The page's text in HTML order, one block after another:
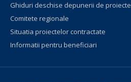
Ghiduri deschise depunerii de proiecte
Comitete regionale
Situatia proiectelor contractate
Informatii pentru beneficiari